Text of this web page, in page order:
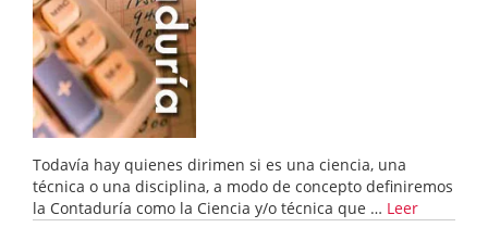
Todavía hay quienes dirimen si es una ciencia, una
técnica o una disciplina, a modo de concepto definiremos
la Contaduría como la Ciencia y/o técnica que … Leer